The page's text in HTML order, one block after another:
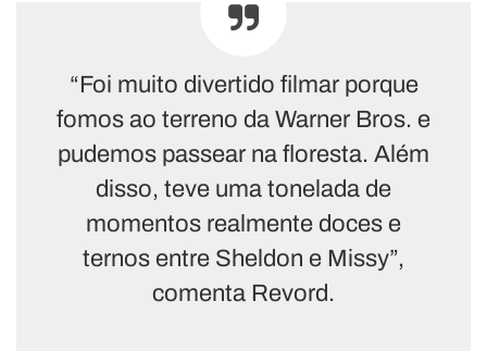
“Foi muito divertido filmar porque
fomos ao terreno da Warner Bros. e
pudemos passear na floresta. Além
disso, teve uma tonelada de
momentos realmente doces e
ternos entre Sheldon e Missy”,
comenta Revord.